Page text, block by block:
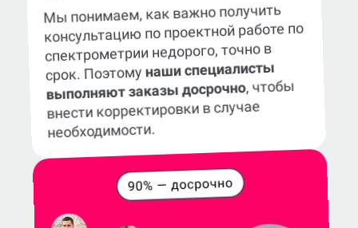
Мы понимаем, как важно получить
консультацию по проектной работе по
спектрометрии недорого, точно в
срок. Поэтомунаши специалисты
выполняют заказы досрочно, чтобы
внести корректировки в случае
необходимости.